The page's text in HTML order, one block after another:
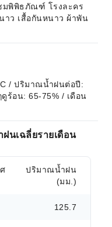
มพิพิธภัณฑ์ โรงละคร
าว เสื้อกันหนาว ผ้าพัน
/ ปริมาณน้ำฝนต่อปี:
ร้อน: 65-75% / เดือน
นเฉลี่ยรายเดือน
ปริมาณน้ำฝน
(มม.)
125.7